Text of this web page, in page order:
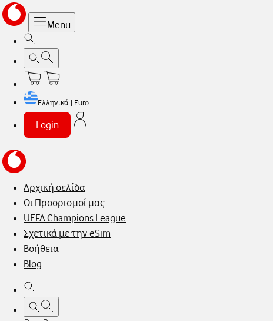
Menu
Ελληνικά | Euro
Login
Αρχική σελίδα
Οι Προορισμοί μας
UEFA Champions League
Σχετικά με την eSim
Βοήθεια
Blog